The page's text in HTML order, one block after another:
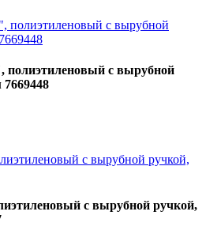
с вырубной
с вырубной ручкой,